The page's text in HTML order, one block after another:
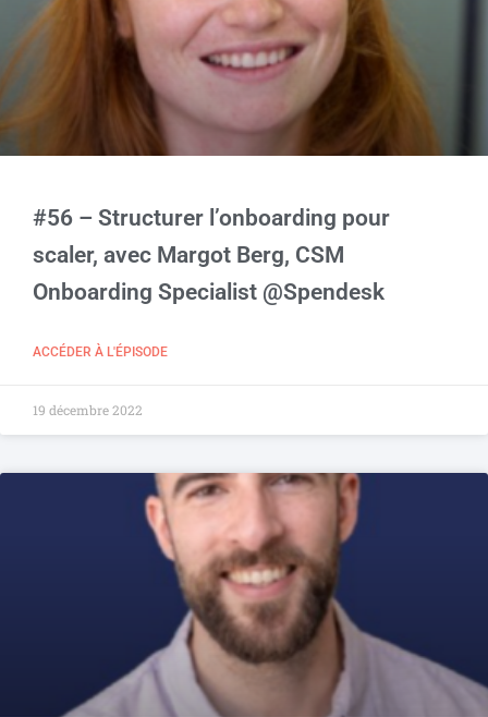
#56 – Structurer l’onboarding pour
scaler, avec Margot Berg, CSM
Onboarding Specialist @Spendesk
ACCÉDER À L'ÉPISODE
19 décembre 2022